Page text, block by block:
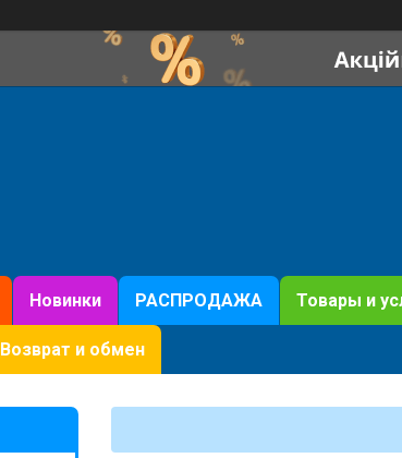
Новинки РАСПРОДАЖА Товары и
Возврат и обмен